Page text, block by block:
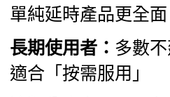
單純延時產品更全面
長期使用者： 多數
適合「按需服用」